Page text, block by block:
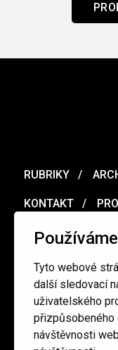
Tyto webové
další sledovací
uživatelského
přizpůsobeného
návštěvnosti
RUBRIKY
KONTAKT
MERCH
Ochrana osobních